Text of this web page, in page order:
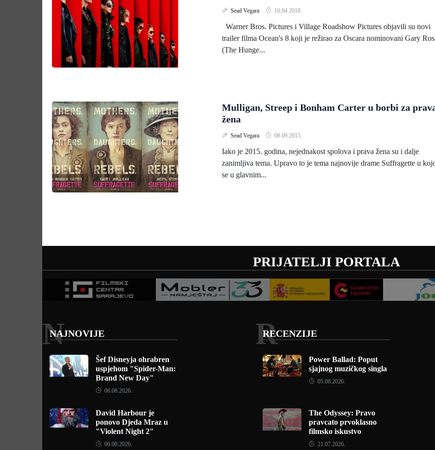
Sead Vegara 16.04.2018.
Warner Bros. Pictures i Village Roadshow Pictures objavili su novi
trailer filma Ocean's 8 koji je režirao za Oscara nominovani Gary
(The Hunge...
Mulligan, Streep i Bonham Carter u borbi za
žena
Sead Vegara 08.09.2015.
Iako je 2015. godina, nejednakost spolova i prava žena su i dalje
zanimljiva tema. Upravo to je tema najnovije drame Suffragette u
se u glavnim...
PRIJATELJI PORTALA
NAJNOVIJE
N
Šef Disneyja ohrabren
uspjehom "Spider-Man:
Brand New Day"
06.08.2026.
David Harbour je
ponovo Djeda Mraz u
"Violent Night 2"
06.08.2026.
RECENZIJE
R
Power Ballad: Poput
sjajnog muzičkog singla
05.08.2026.
The Odyssey: Pravo
pravcato prvoklasno
filmsko iskustvo
21.07.2026.